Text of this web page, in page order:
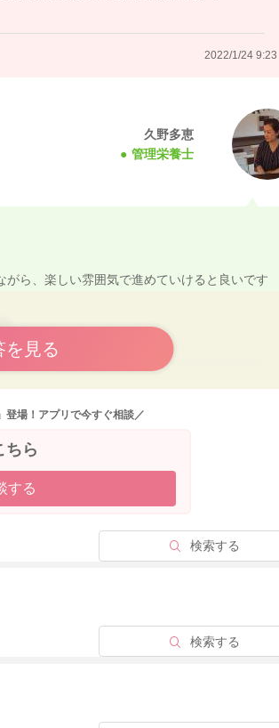
2022/1/24 9:23
久野多恵
管理栄養士
ら、楽しい雰囲気で進めていけると良いです
を見る
登場！アプリで今すぐ相談／
ちら
する
検索する
検索する